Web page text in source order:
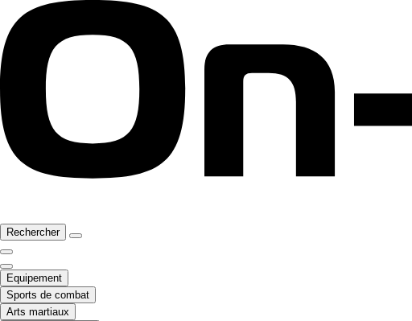
Rechercher
Equipement
Sports de combat
Arts martiaux